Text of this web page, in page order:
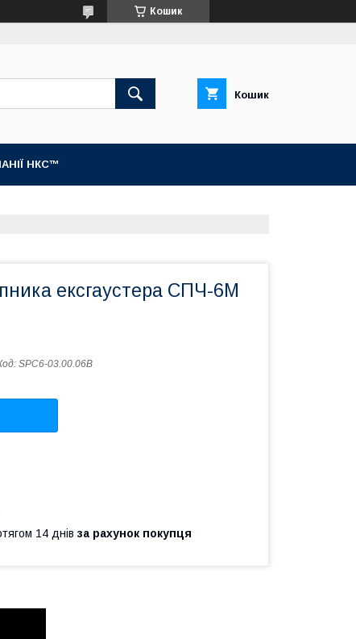
Кошик
Кошик
НКС™
ексгаустера СПЧ-6М
SPС6-03.00.06В
14 днів за рахунок покупця